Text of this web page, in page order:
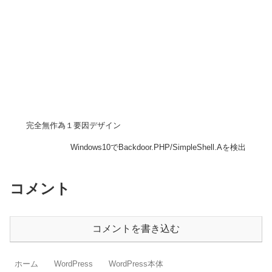
完全無作為１要因デザイン
Windows10でBackdoor.PHP/SimpleShell.Aを検出
コメント
コメントを書き込む
ホーム WordPress WordPress本体